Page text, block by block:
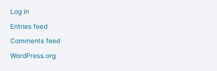
Log in
Entries feed
Comments feed
WordPress.org